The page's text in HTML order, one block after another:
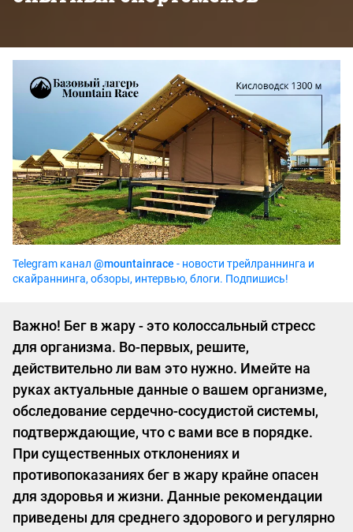
Telegram канал @mountainrace - новости трейлраннинга и
скайраннинга, обзоры, интервью, блоги. Подпишись!
Важно! Бег в жару - это колоссальный стресс
для организма. Во-первых, решите,
действительно ли вам это нужно. Имейте на
руках актуальные данные о вашем организме,
обследование сердечно-сосудистой системы,
подтверждающие, что с вами все в порядке.
При существенных отклонениях и
противопоказаниях бег в жару крайне опасен
для здоровья и жизни. Данные рекомендации
приведены для среднего здорового и регулярно